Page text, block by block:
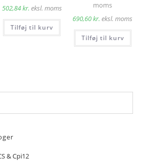
502,84kr. eksl. moms
Tilføj til kurv
moms
690,60kr. eksl. moms
Tilføj til kurv
& Cpi12